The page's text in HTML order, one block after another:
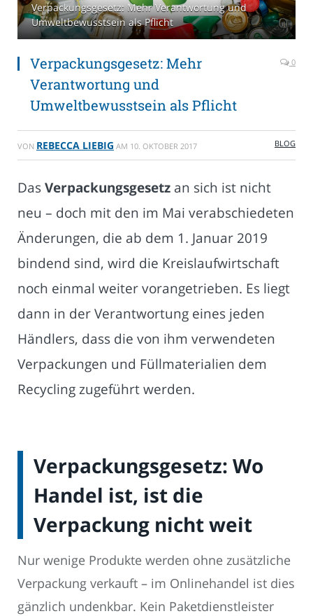
Verpackungsgesetz: Mehr Verantwortung und
Umweltbewusstsein als Pflicht
Verpackungsgesetz: Mehr
Verantwortung und
Umweltbewusstsein als Pflicht
0
VON REBECCA LIEBIG AM 10. OKTOBER 2017 BLOG
DasVerpackungsgesetz an sich ist nicht
neu – doch mit den im Mai verabschiedeten
Änderungen, die ab dem 1. Januar 2019
bindend sind, wird die Kreislaufwirtschaft
noch einmal weiter vorangetrieben. Es liegt
dann in der Verantwortung eines jeden
Händlers, dass die von ihm verwendeten
Verpackungen und Füllmaterialien dem
Recycling zugeführt werden.
Verpackungsgesetz: Wo
Handel ist, ist die
Verpackung nicht weit
Nur wenige Produkte werden ohne zusätzliche
Verpackung verkauft – im Onlinehandel ist dies
gänzlich undenkbar. Kein Paketdienstleister